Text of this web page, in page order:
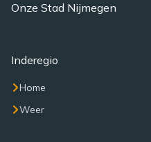
Onze Stad Nijmegen
Inderegio
Home
Weer